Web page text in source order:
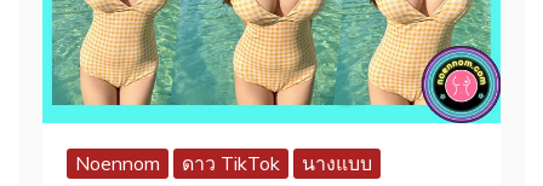
Noennom ดาว TikTok
นางแบบ